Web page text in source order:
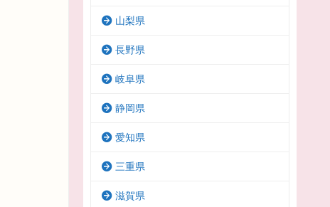
山梨県
長野県
岐阜県
静岡県
愛知県
三重県
滋賀県